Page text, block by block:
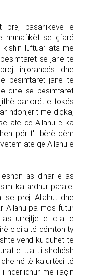
prej pasanikëve e
munafikët se çfarë
luftuar ata me
se janë të
injorancës dhe
besimtarët janë të
dinë se besimtarët
banorët e tokës
ndonjërit me diçka,
atë që Allahu e ka
për t'i bërë dëm
atë që Allahu e
as dinar e as
ka ardhur paralel
se prej Allahut dhe
Allahu pa mos futur
as urrejtje e cila e
e cila të dëmton ty
vend ku duhet të
e tua t'i shohësh
në të ka urtësi të
ndërlidhur me ilaçin